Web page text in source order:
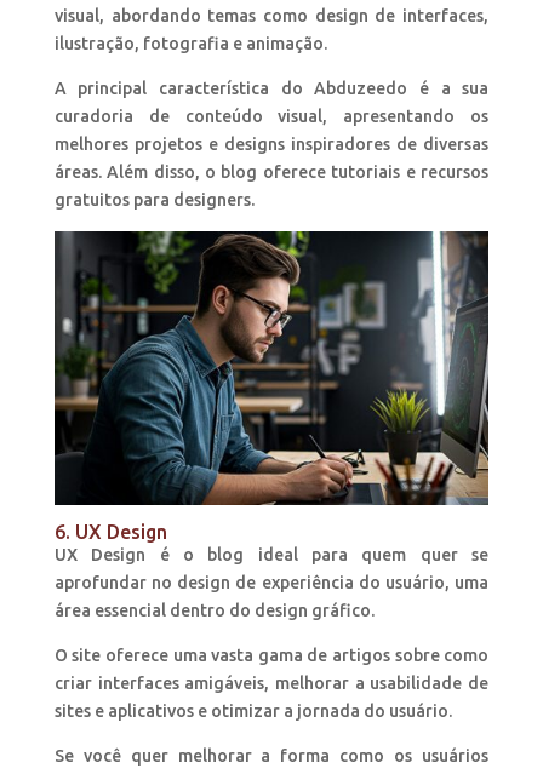
visual, abordando temas como design de interfaces,
ilustração, fotografia e animação.
A principal característica do Abduzeedo é a sua
curadoria de conteúdo visual, apresentando os
melhores projetos e designs inspiradores de diversas
áreas. Além disso, o blog oferece tutoriais e recursos
gratuitos para designers.
6. UX Design
UX Design é o blog ideal para quem quer se
aprofundar no design de experiência do usuário, uma
área essencial dentro do design gráfico.
O site oferece uma vasta gama de artigos sobre como
criar interfaces amigáveis, melhorar a usabilidade de
sites e aplicativos e otimizar a jornada do usuário.
Se você quer melhorar a forma como os usuários